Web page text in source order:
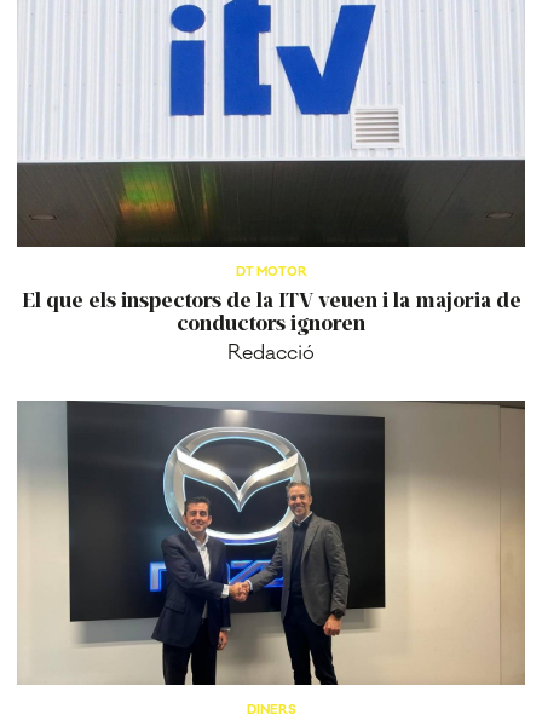
DT MOTOR
El que els inspectors de la ITV veuen i la majoria de
conductors ignoren
Redacció
DINERS